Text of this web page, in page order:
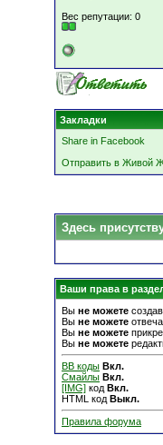
Вес репутации: 0
Закладки
Share in Facebook
Отправить в Живой
Здесь
Ваши права в
Вы не можете
Вы не можете
Вы не можете
Вы не можете
BB коды Вкл.
Смайлы Вкл.
[IMG] код Вкл.
HTML код Выкл.
Правила форума